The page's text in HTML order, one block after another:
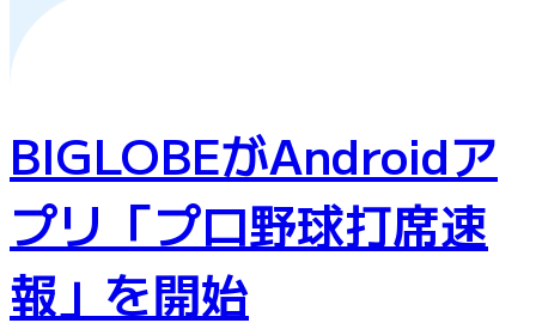
BIGLOBEがAndroidア
プリ「プロ野球打席速
報」を開始